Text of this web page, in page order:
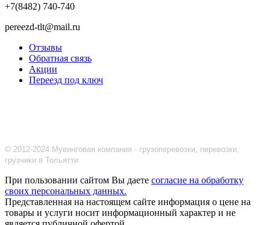
+7(8482) 740-740
pereezd-tlt@mail.ru
Отзывы
Обратная связь
Акции
Переезд под ключ
© 2012-2024 Мувинговая компания - грузоперевозки, перевозки,
грузчики в Тольятти
При пользовании сайтом Вы даете согласие на обработку
своих персональных данных.
Представленная на настоящем сайте информация о цене на
товары и услуги носит информационный характер и не